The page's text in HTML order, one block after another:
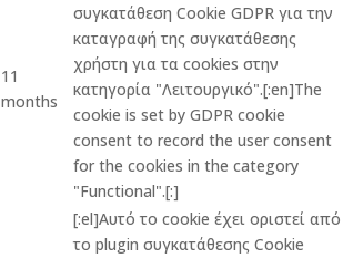
11
months
συγκατάθεση Cookie GDPR για την
καταγραφή της συγκατάθεσης
χρήστη για τα cookies στην
κατηγορία "Λειτουργικό".[:en]The
cookie is set by GDPR cookie
consent to record the user consent
for the cookies in the category
"Functional".[:]
[:el]Αυτό το cookie έχει οριστεί από
το plugin συγκατάθεσης Cookie